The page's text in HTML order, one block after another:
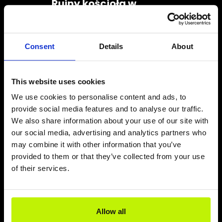
Consent Details About
This website uses cookies
We use cookies to personalise content and ads, to
provide social media features and to analyse our traffic.
We also share information about your use of our site with
our social media, advertising and analytics partners who
may combine it with other information that you’ve
provided to them or that they’ve collected from your use
of their services.
Allow all
Ruiny kościoła w
najbardziej znanych miejsc na polskim wybrzeżu. Legendarna
READ MORE
Park wieloryba